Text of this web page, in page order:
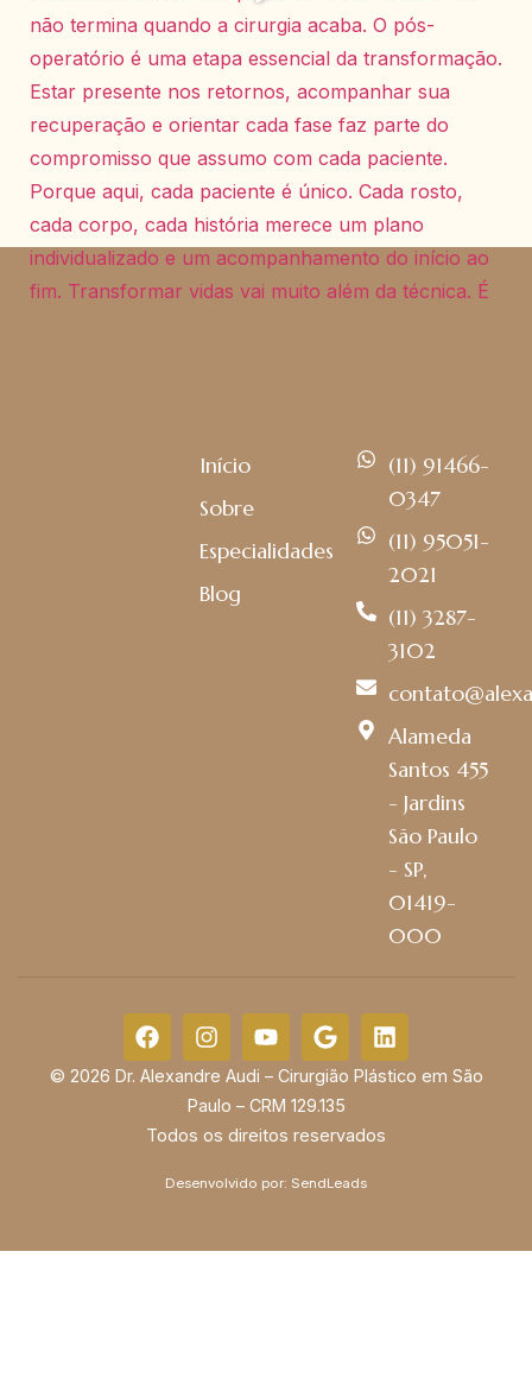
Início
Sobre
Especialidades
Blog
(11) 91466-
0347
(11) 95051-
2021
(11) 3287-
3102
Alameda
Santos 455
- Jardins
São Paulo
- SP,
01419-
000
© 2026 Dr. Alexandre Audi – Cirurgião Plástico em São
Paulo – CRM 129.135
Todos os direitos reservados
Desenvolvido por: SendLeads